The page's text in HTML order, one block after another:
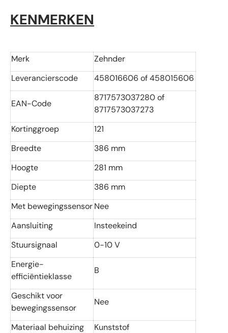
KENMERKEN
Merk
Zehnder
Leverancierscode
458016606 of 458015606
EAN-Code
8717573037280 of
8717573037273
Kortinggroep
121
Breedte
386 mm
Hoogte
281 mm
Diepte
386 mm
Met bewegingssensorNee
Aansluiting
Insteekeind
Stuursignaal
0-10 V
Energie-
efficiëntieklasse
B
Geschikt voor
bewegingssensor
Nee
Materiaal behuizing Kunststof